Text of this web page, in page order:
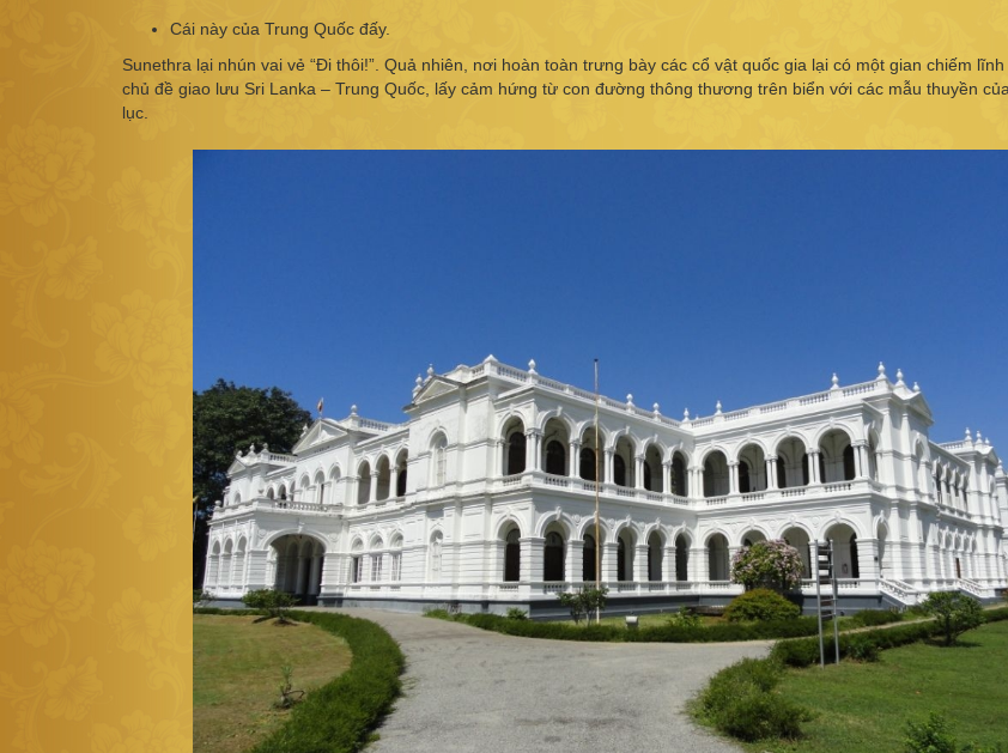
Cái này của Trung Quốc đấy.
Sunethra lại nhún vai vẻ “Đi thôi!”. Quả nhiên, nơi hoàn toàn trưng bày các cổ vật quốc gia lại có một gian chiếm
chủ đề giao lưu Sri Lanka – Trung Quốc, lấy cảm hứng từ con đường thông thương trên biển với các mẫu thuyền
lục.